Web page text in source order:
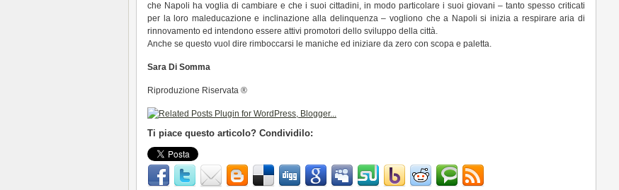
che Napoli ha voglia di cambiare e che i suoi cittadini, in modo particolare i suoi giovani – tanto spesso criticati
per la loro maleducazione e inclinazione alla delinquenza – vogliono che a Napoli si inizia a respirare aria di
rinnovamento ed intendono essere attivi promotori dello sviluppo della città.
Anche se questo vuol dire rimboccarsi le maniche ed iniziare da zero con scopa e paletta.
Sara Di Somma
Riproduzione Riservata ®
Ti piace questo articolo? Condividilo: